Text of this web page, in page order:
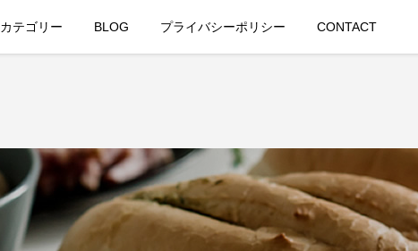
カテゴリー BLOG プライバシーポリシー CONTACT